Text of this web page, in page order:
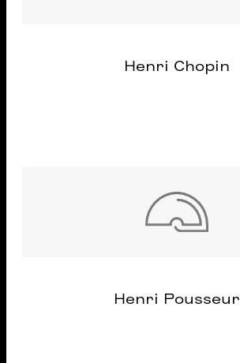
Henri Chopin
Henri Pousseur